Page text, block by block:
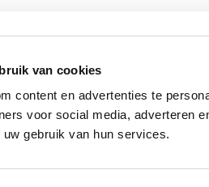
van cookies
content en advertenties te
voor social media, adverteren
gebruik van hun services.